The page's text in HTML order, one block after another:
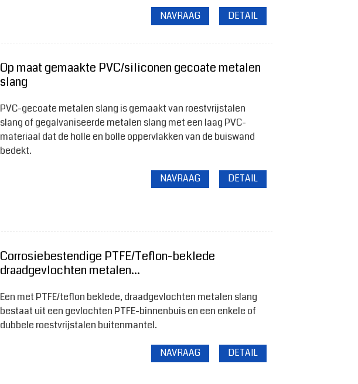
NAVRAAG DETAIL
Op maat gemaakte PVC/siliconen gecoate metalen
slang
PVC-gecoate metalen slang is gemaakt van roestvrijstalen
slang of gegalvaniseerde metalen slang met een laag PVC-
materiaal dat de holle en bolle oppervlakken van de buiswand
bedekt.
NAVRAAG DETAIL
Corrosiebestendige PTFE/Teflon-beklede
draadgevlochten metalen...
Een met PTFE/teflon beklede, draadgevlochten metalen slang
bestaat uit een gevlochten PTFE-binnenbuis en een enkele of
dubbele roestvrijstalen buitenmantel.
NAVRAAG DETAIL